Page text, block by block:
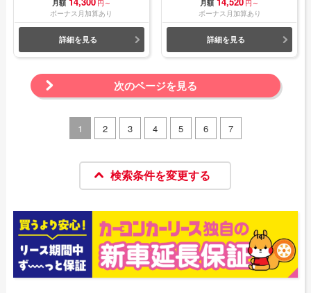
月額
円～
ボーナス月加算あり
詳細を見る
月額
円～
ボーナス月加算あり
詳細を見る
次のページを見る
1 2 3 4 5 6 7
検索条件を変更する